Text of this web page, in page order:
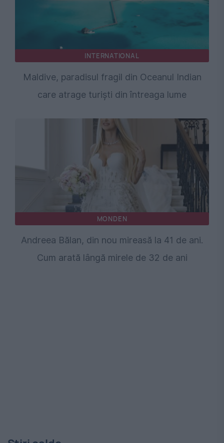
INTERNATIONAL
Maldive, paradisul fragil din Oceanul Indian
care atrage turiști din întreaga lume
MONDEN
Andreea Bălan, din nou mireasă la 41 de ani.
Cum arată lângă mirele de 32 de ani